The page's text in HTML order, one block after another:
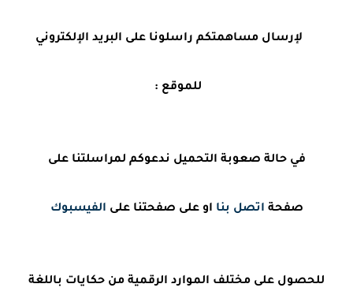
لإرسال مساهمتكم راسلونا على البريد الإلكتروني
للموقع :
في حالة صعوبة التحميل ندعوكم لمراسلتنا على
صفحة اتصل بنا او على صفحتنا على الفيسبوك
للحصول على مختلف الموارد الرقمية من حكايات باللغة